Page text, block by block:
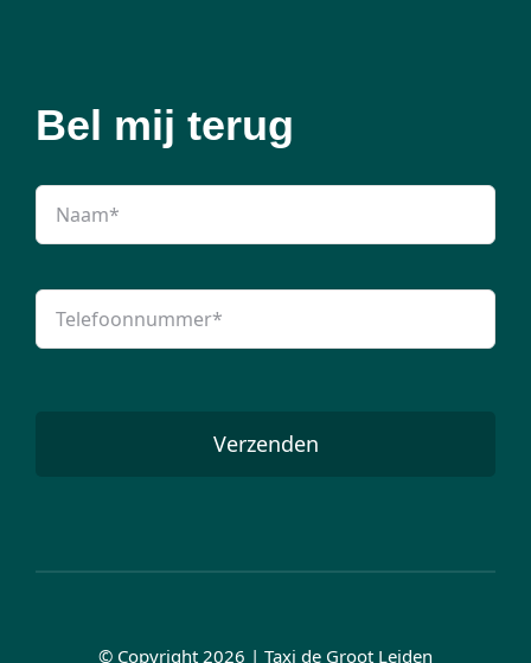
Bel mij terug
Verzenden
© Copyright 2026 | Taxi de Groot Leiden